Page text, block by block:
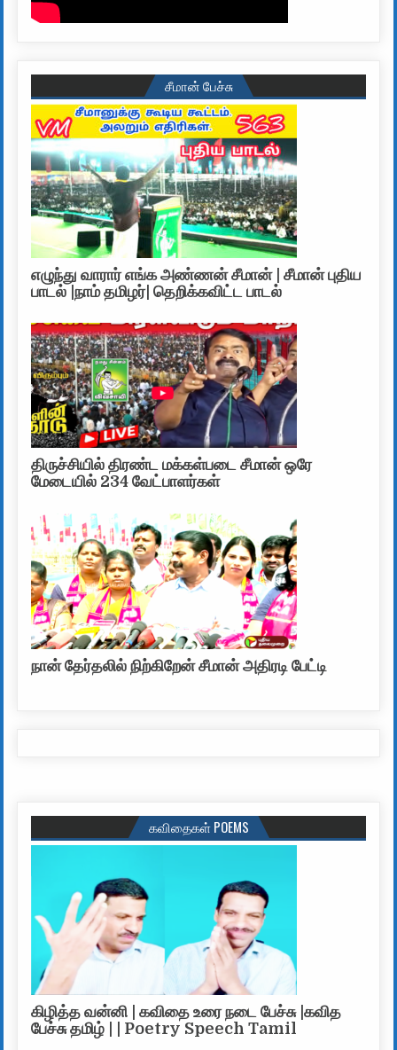
சீமான் பேச்சு
எழுந்து வாரார் எங்க அண்ணன் சீமான் | சீமான் புதிய
பாடல் |நாம் தமிழர்| தெறிக்கவிட்ட பாடல்
திருச்சியில் திரண்ட மக்கள்படை சீமான் ஒரே
மேடையில் 234 வேட்பாளர்கள்
நான் தேர்தலில் நிற்கிறேன் சீமான் அதிரடி பேட்டி
கவிதைகள் POEMS
கிழித்த வன்னி | கவிதை உரை நடை பேச்சு |கவித
பேச்சு தமிழ் | | Poetry Speech Tamil